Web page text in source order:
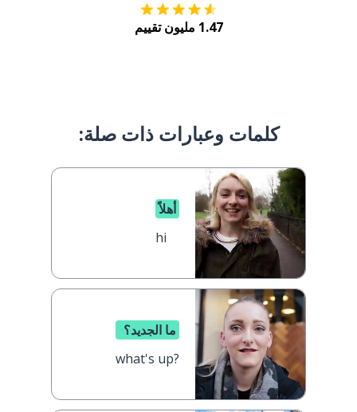
1.47 مليون تقييم
كلمات وعبارات ذات صلة:
أهلاً
hi
ما الجديد؟
what's up?